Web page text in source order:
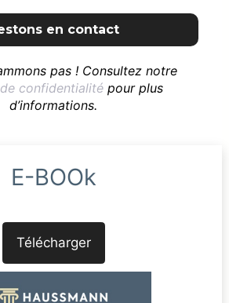
pas ! Consultez notre
confidentialitépour plus
d’informations.
E-BOOk
Télécharger